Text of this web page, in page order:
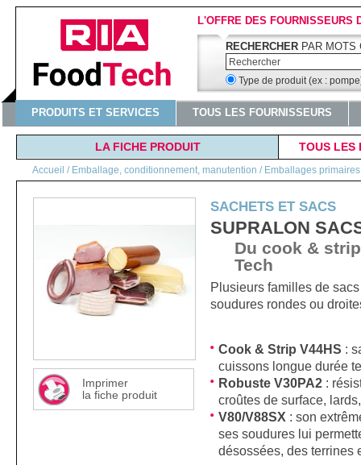
L'OFFRE DES FOURNISSEURS
RECHERCHER PAR MOTS
Type de produit (ex :
PRODUITS ET SERVICES TOUS LES FOURNISSEURS
LA FICHE PRODUIT TOUS LES
Accueil / Emballage, conditionnement, manutention / Emballages
Imprimer
la fiche produit
SACHETS ET SACS
SUPRALON
Du cook &
Tech
Plusieurs familles de
soudures rondes ou
Cook & Strip V44HS :
cuissons longue durée
Robuste V30PA2 :
croûtes de surface,
V80/V88SX : son
ses soudures lui
désossées, des terrines